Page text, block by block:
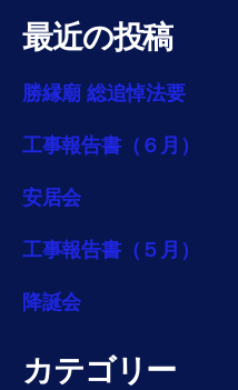
最近の投稿
勝縁廟 総追悼法要
工事報告書（６月）
安居会
工事報告書（５月）
降誕会
カテゴリー